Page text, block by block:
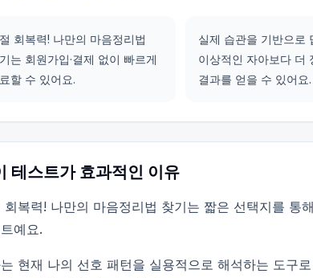
회복력! 나만의 마음정리법
는 회원가입·결제 없이 빠르게
할 수 있어요.
실제 습관을 기반으로
이상적인 자아보다 더
결과를 얻을 수 있어요.
테스트가 효과적인 이유
회복력! 나만의 마음정리법 찾기는 짧은 선택지를 통
예요.
현재 나의 선호 패턴을 실용적으로 해석하는 도구